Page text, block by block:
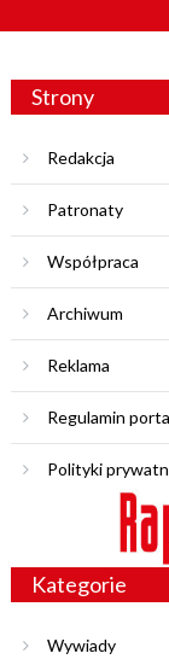
Strony
Redakcja
Patronaty
Współpraca
Archiwum
Reklama
Regulamin
Polityki
Kategorie
Wywiady